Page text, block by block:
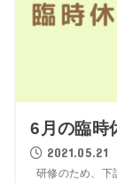
6月の臨時
2021.05.21
研修のため、